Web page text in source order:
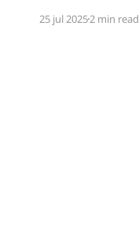
eller knopp. Ett
25 jul 20252 min read